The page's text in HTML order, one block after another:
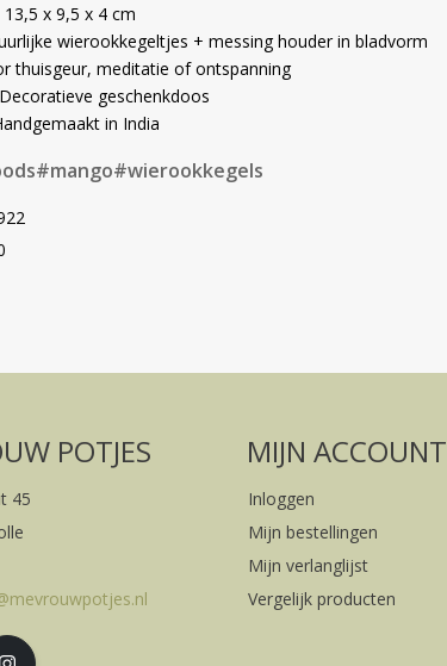
x 9,5 x 4 cm
wierookkegeltjes + messing houder in bladvorm
thuisgeur, meditatie of ontspanning
geschenkdoos
in India
#mango#wierookkegels
POTJES
45
MIJN ACCOUNT
Inloggen
Mijn bestellingen
Mijn verlanglijst
Vergelijk producten